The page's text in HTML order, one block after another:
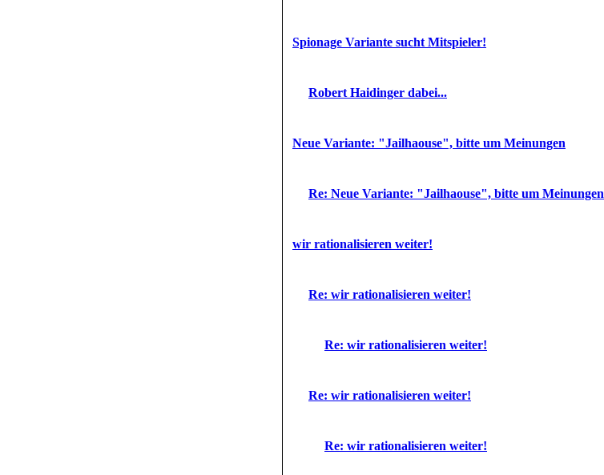
Spionage Variante sucht Mitspieler!
Robert Haidinger dabei...
Neue Variante: "Jailhaouse", bitte um Meinungen
Re: Neue Variante: "Jailhaouse", bitte um Meinungen
wir rationalisieren weiter!
Re: wir rationalisieren weiter!
Re: wir rationalisieren weiter!
Re: wir rationalisieren weiter!
Re: wir rationalisieren weiter!